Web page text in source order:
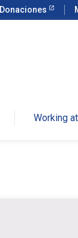
Donaciones
Working